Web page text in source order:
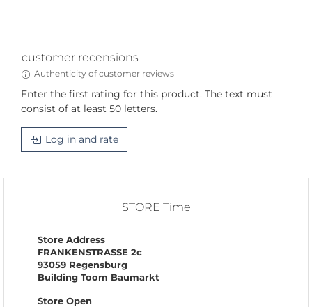
customer recensions
Authenticity of customer reviews
Enter the first rating for this product. The text must
consist of at least 50 letters.
Log in and rate
STORE Time
Store Address
FRANKENSTRASSE 2c
93059 Regensburg
Building Toom Baumarkt
Store Open